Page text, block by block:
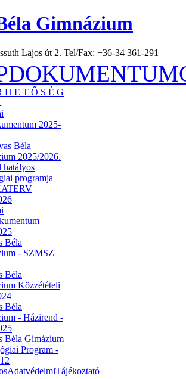
Gimnázium
Lajos út 2. Tel/Fax: +36-34 361-291
H E T Ő S É G
2025-
Béla
2025/2026.
hatályos
programja
Béla
- SZMSZ
Béla
Közzétételi
Béla
- Házirend -
Béla Gimázium
Program -